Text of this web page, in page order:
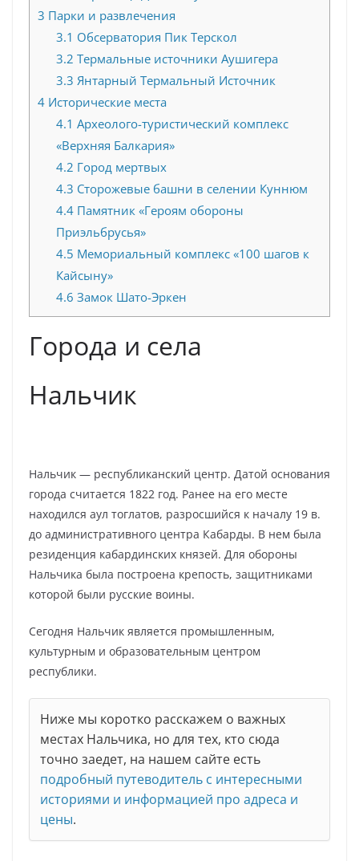
3 Парки и развлечения
3.1 Обсерватория Пик Терскол
3.2 Термальные источники Аушигера
3.3 Янтарный Термальный Источник
4 Исторические места
4.1 Археолого-туристический комплекс
«Верхняя Балкария»
4.2 Город мертвых
4.3 Сторожевые башни в селении Куннюм
4.4Памятник «Героям обороны
Приэльбрусья»
4.5 Мемориальный комплекс «100 шагов к
Кайсыну»
4.6 Замок Шато-Эркен
Города и села
Нальчик
Нальчик — республиканский центр. Датой основания
города считается 1822 год. Ранее на его месте
находился аул тоглатов, разросшийся к началу 19 в.
до административного центра Кабарды. В нем была
резиденция кабардинских князей. Для обороны
Нальчика была построена крепость, защитниками
которой были русские воины.
Сегодня Нальчик является промышленным,
культурным и образовательным центром
республики.
Ниже мы коротко расскажем о важных
местах Нальчика, но для тех, кто сюда
точно заедет, на нашем сайте есть
подробный путеводитель с интересными
историями и информацией про адреса и
цены.